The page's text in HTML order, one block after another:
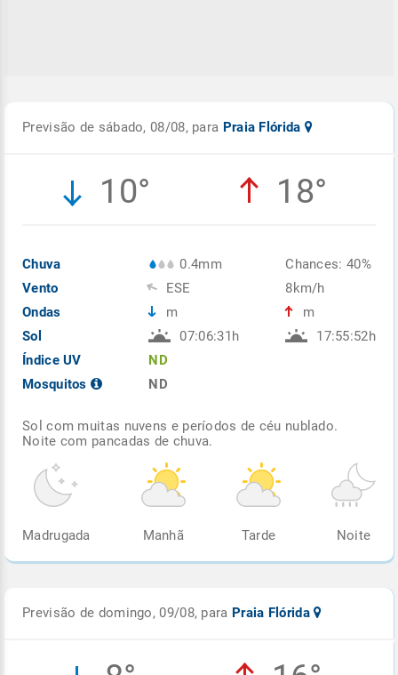
Previsão de sábado, 08/08, para Praia Flórida
10° 18°
Chuva
Vento
Ondas
Sol
Índice UV
Mosquitos
0.4mm
ESE
m
07:06:31h
ND
ND
Chances: 40%
8km/h
m
17:55:52h
Sol com muitas nuvens e períodos de céu nublado.
Noite com pancadas de chuva.
Madrugada Manhã Tarde Noite
Previsão de domingo, 09/08, para Praia Flórida